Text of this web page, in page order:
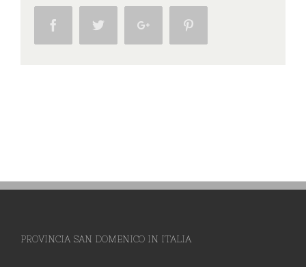
Facebook Twitter Google+
PROVINCIA SAN DOMENICO IN ITALIA